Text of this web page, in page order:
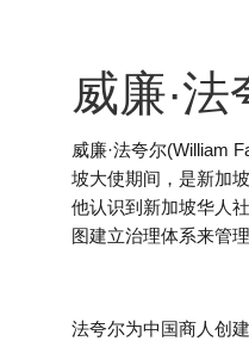
威廉·法
威廉·法夸尔(William
坡大使期间，是新加
他认识到新加坡华人
图建立治理体系来管
法夸尔为中国商人创